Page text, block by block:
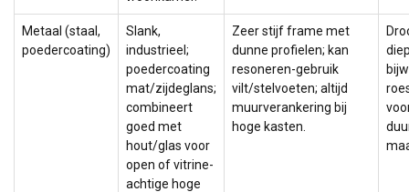
Metaal (staal,
poedercoating)
Slank,
industrieel;
poedercoating
mat/zijdeglans;
combineert
goed met
hout/glas voor
open of vitrine-
achtige hoge
Zeer stijf frame met
dunne profielen; kan
resoneren-gebruik
vilt/stelvoeten; altijd
muurverankering bij
hoge kasten.